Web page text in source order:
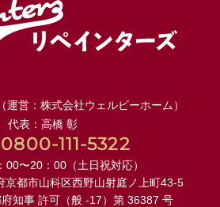
運営：株式会社ウェルビーホーム）
代表：高橋 彰
0800-111-5322
00〜20：00（土日祝対応）
都市山科区西野山射庭ノ上町43-5
知事 許可（般 -17）第 36387 号